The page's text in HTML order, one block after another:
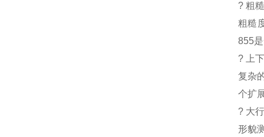
? 粗
粗糙
855
? 上
复杂
个扩
? 大
形貌